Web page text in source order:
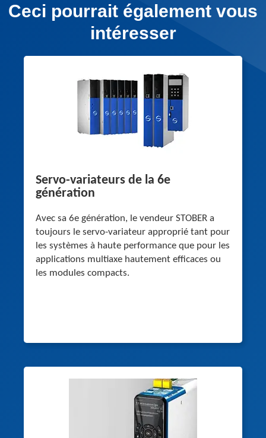
Ceci pourrait également vous
intéresser
Servo-variateurs de la 6e
génération
Avec sa 6e génération, le vendeur STOBER a
toujours le servo-variateur approprié tant pour
les systèmes à haute performance que pour les
applications multiaxe hautement efficaces ou
les modules compacts.